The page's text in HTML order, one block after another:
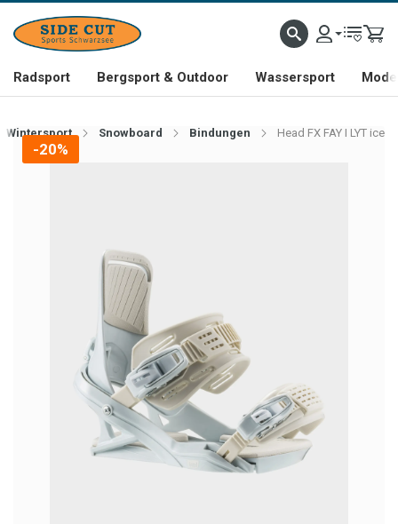
Radsport Bergsport & Outdoor Wassersport
Wintersport Snowboard Bindungen Head FX FAY I LYT ice
-20%